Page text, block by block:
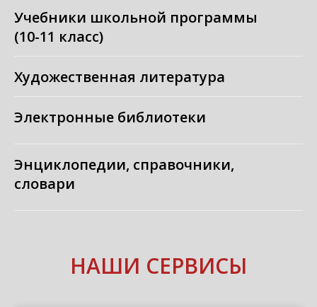
Учебники школьной программы
(10-11 класс)
Художественная литература
Электронные библиотеки
Энциклопедии, справочники,
словари
НАШИ СЕРВИСЫ